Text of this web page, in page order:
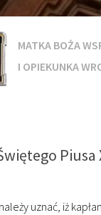
MATKA BOŻA
I OPIEKUNKA
Piusa
uznać, iż